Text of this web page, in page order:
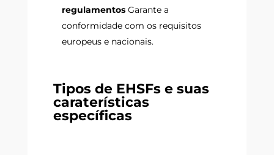
regulamentosGarante a
conformidade com os requisitos
europeus e nacionais.
Tipos de EHSFs e suas
caraterísticas
específicas